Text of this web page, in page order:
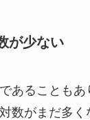
が少ない
あることもあ
数がまだ多く